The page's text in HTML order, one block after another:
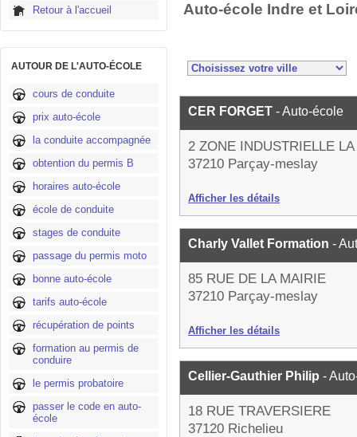
Retour à l'accueil
AUTOUR DE L'AUTO-ÉCOLE
cours de conduite
prix auto-école
la conduite accompagnée
obtention du permis B
horaires auto-école
école de conduite
stages de conduite
passage du permis moto
bonne auto-école
tarifs auto-école
récupération de points
formation au permis de
conduire
le permis probatoire
passer le code en auto-
école
Auto-école Indre et
CER FORGET - Auto-école
2 ZONE INDUSTRIELLE
37210 Parçay-meslay
Afficher les détails
Charly Vallet Formation -
85 RUE DE LA MAIRIE
37210 Parçay-meslay
Afficher les détails
Cellier-Gauthier Philip -
18 RUE TRAVERSIERE
37120 Richelieu